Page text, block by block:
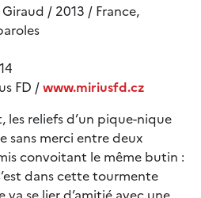
/ 2013 / France,
FD /www.miriusfd.cz
les reliefs d’un pique-nique
sans merci entre deux
convoitant le même butin :
dans cette tourmente